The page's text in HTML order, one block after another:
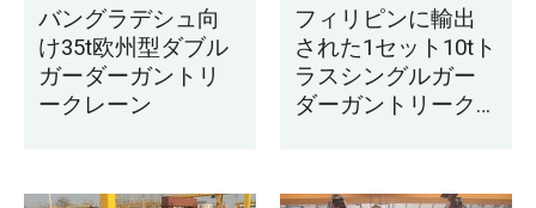
バングラデシュ向
け35t欧州型ダブル
ガーダーガントリ
ークレーン
フィリピンに輸出
された1セット10tト
ラスシングルガー
ダーガントリーク